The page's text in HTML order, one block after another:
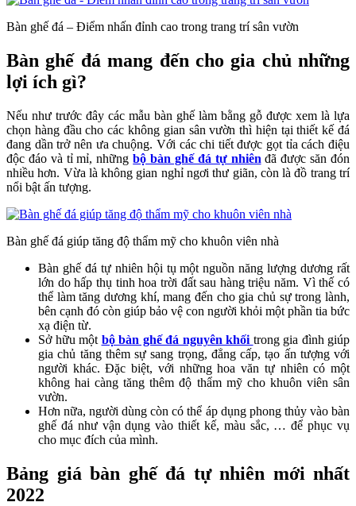
Bàn ghế đá – Điểm nhấn đỉnh cao trong trang trí sân vườn
Bàn ghế đá mang đến cho gia chủ những
lợi ích gì?
Nếu như trước đây các mẫu bàn ghế làm bằng gỗ được xem là lựa
chọn hàng đầu cho các không gian sân vườn thì hiện tại thiết kế đá
đang dần trở nên ưa chuộng. Với các chi tiết được gọt tỉa cách điệu
độc đáo và tỉ mỉ, nhữngbộ bàn ghế đá tự nhiên đã được săn đón
nhiều hơn. Vừa là không gian nghỉ ngơi thư giãn, còn là đồ trang trí
nổi bật ấn tượng.
Bàn ghế đá giúp tăng độ thẩm mỹ cho khuôn viên nhà
Bàn ghế đá tự nhiên hội tụ một nguồn năng lượng dương rất
lớn do hấp thụ tinh hoa trời đất sau hàng triệu năm. Vì thế có
thể làm tăng dương khí, mang đến cho gia chủ sự trong lành,
bên cạnh đó còn giúp bảo vệ con người khỏi một phần tia bức
xạ điện từ.
Sở hữu một bộ bàn ghế đá nguyên khối trong gia đình giúp
gia chủ tăng thêm sự sang trọng, đẳng cấp, tạo ấn tượng với
người khác. Đặc biệt, với những hoa văn tự nhiên có một
không hai càng tăng thêm độ thẩm mỹ cho khuôn viên sân
vườn.
Hơn nữa, người dùng còn có thể áp dụng phong thủy vào bàn
ghế đá như vận dụng vào thiết kế, màu sắc, … để phục vụ
cho mục đích của mình.
Bảng giá bàn ghế đá tự nhiên mới nhất
2022